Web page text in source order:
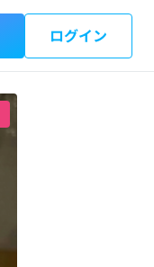
ログイン